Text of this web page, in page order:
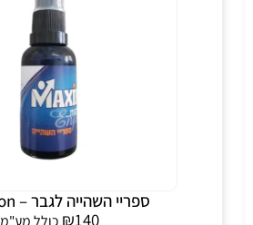
ספריי השהייה לגבר – Maximon
₪140